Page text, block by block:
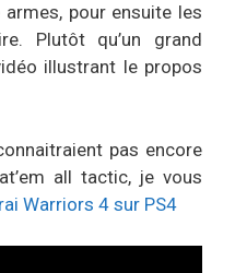
armes, pour ensuite les
Plutôt qu’un grand
illustrant le propos
pas encore
all tactic, je vous
Warriors 4 sur PS4